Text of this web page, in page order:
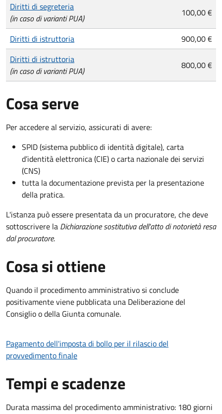
Diritti di segreteria
(in caso di varianti PUA)
100,00 €
Diritti di istruttoria
900,00 €
Diritti di istruttoria
(in caso di varianti PUA)
800,00 €
Cosa serve
Per accedere al servizio, assicurati di avere:
SPID (sistema pubblico di identità digitale), carta
d’identità elettronica (CIE) o carta nazionale dei servizi
(CNS)
tutta la documentazione prevista per la presentazione
della pratica.
L'istanza può essere presentata da un procuratore, che deve
sottoscrivere la Dichiarazione sostitutiva dell'atto di notorietà resa
dal procuratore.
Cosa si ottiene
Quando il procedimento amministrativo si conclude
positivamente viene pubblicata una Deliberazione del
Consiglio o della Giunta comunale.
Pagamento dell'imposta di bollo per il rilascio del
provvedimento finale
Tempi e scadenze
Durata massima del procedimento amministrativo: 180 giorni